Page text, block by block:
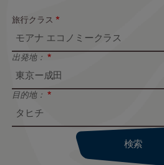
旅行クラス
出発地：
目的地：